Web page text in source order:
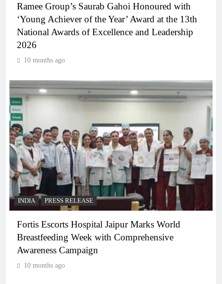
Ramee Group’s Saurab Gahoi Honoured with
‘Young Achiever of the Year’ Award at the 13th
National Awards of Excellence and Leadership
2026
10 months ago
INDIA PRESS RELEASE
Fortis Escorts Hospital Jaipur Marks World
Breastfeeding Week with Comprehensive
Awareness Campaign
10 months ago